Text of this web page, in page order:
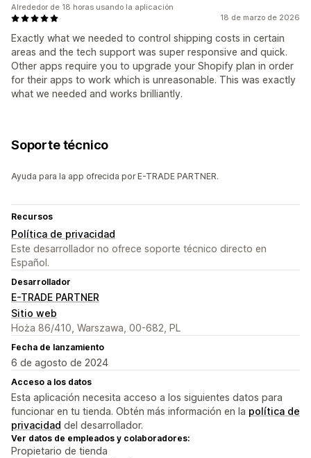
18 de marzo de 2026
Exactly what we needed to control shipping costs in certain
areas and the tech support was super responsive and quick.
Other apps require you to upgrade your Shopify plan in order
for their apps to work which is unreasonable. This was exactly
what we needed and works brilliantly.
Alrededor de 18 horas usando la aplicación
Soporte técnico
Ayuda para la app ofrecida por E-TRADE PARTNER.
Recursos
Política de privacidad
Este desarrollador no ofrece soporte técnico directo en
Español.
Desarrollador
E-TRADE PARTNER
Sitio web
Hoża 86/410, Warszawa, 00-682, PL
Fecha de lanzamiento
6 de agosto de 2024
Acceso a los datos
Esta aplicación necesita acceso a los siguientes datos para
funcionar en tu tienda. Obtén más información en la política de
privacidad del desarrollador.
Ver datos de empleados y colaboradores:
Propietario de tienda